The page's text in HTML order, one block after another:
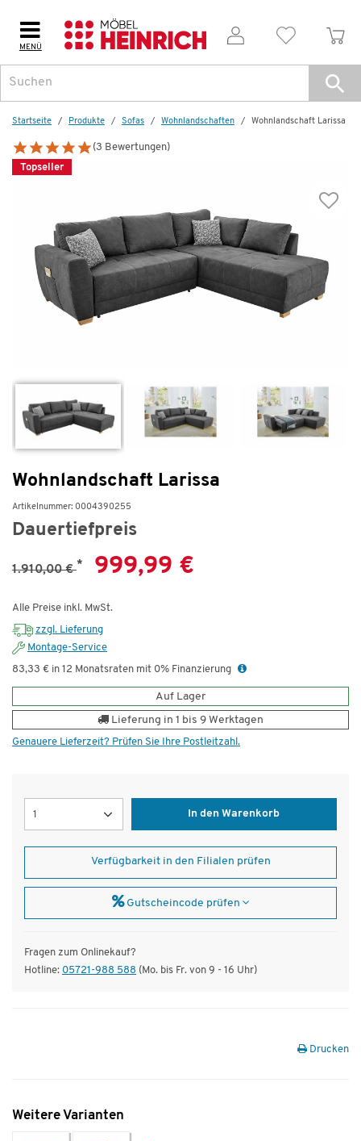
MENÜ
Startseite Produkte Sofas Wohnlandschaften Wohnlandschaft Larissa
(3 Bewertungen)
Topseller
Wohnlandschaft Larissa
Artikelnummer: 0004390255
Dauertiefpreis
1.910,00 €* 999,99 €
Alle Preise inkl. MwSt.
zzgl. Lieferung
Montage-Service
83,33 € in 12 Monatsraten mit 0% Finanzierung
Auf Lager
Lieferung in 1 bis 9 Werktagen
Genauere Lieferzeit? Prüfen Sie Ihre Postleitzahl.
In den Warenkorb
Dazu empfehlen wir folgendes Zubehör:
Wenige verfügbar
Kopfstütze Larissa
Verfügbarkeit in den Filialen prüfen
Gutscheincode prüfen
Fragen zum Onlinekauf?
Hotline: 05721-988 588 (Mo. bis Fr. von 9 - 16 Uhr)
Drucken
Weitere Varianten